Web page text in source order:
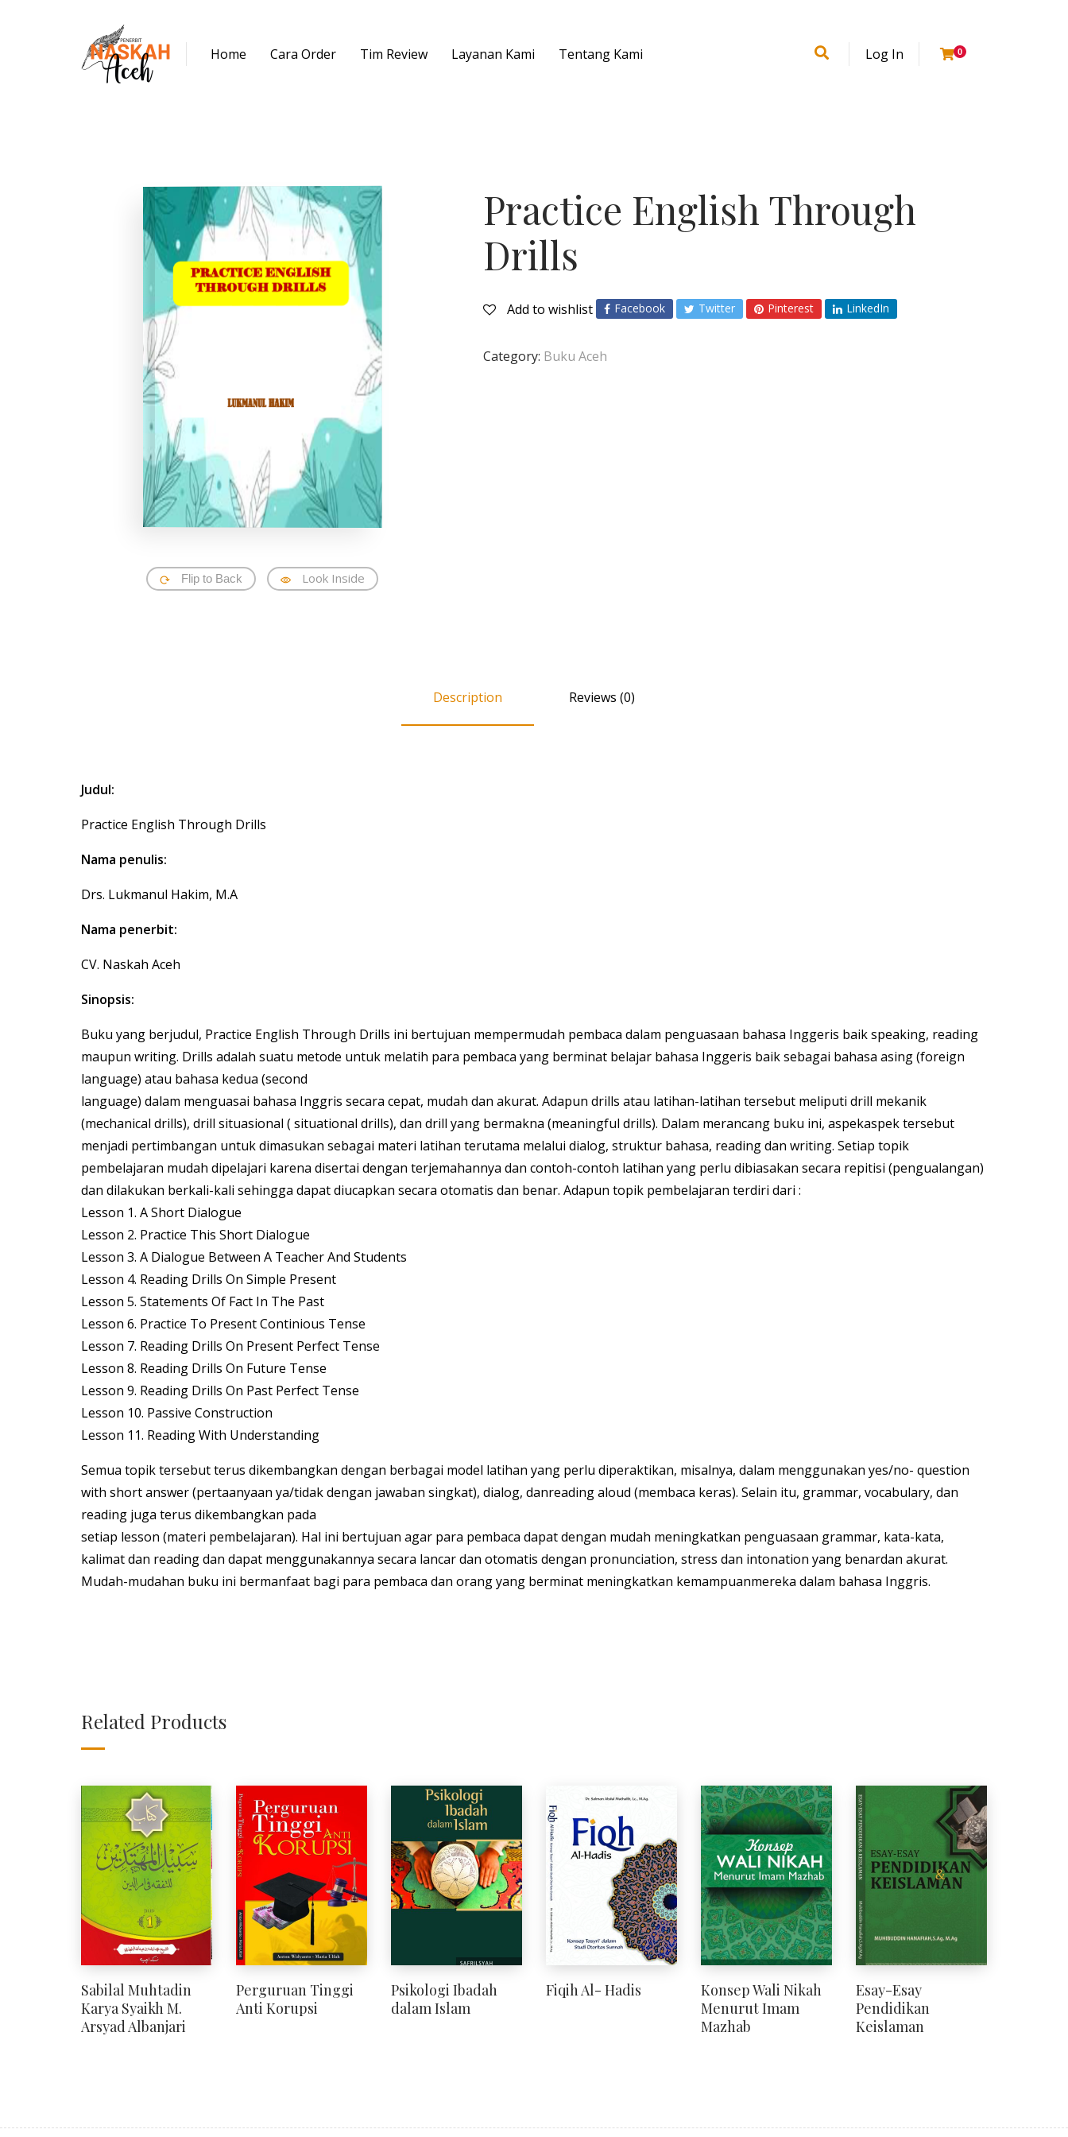
Home Cara Order Tim Review Layanan Kami
Penerbitan Buku Biaya Mandiri
Jasa Penulisan Buku
Tentang Kami Log In 0
Flip to Back Look Inside
Practice English Through
Drills
Add to wishlist Facebook Twitter Pinterest LinkedIn
Category: Buku Aceh
Description Reviews (0)
Judul:
Practice English Through Drills
Nama penulis:
Drs. Lukmanul Hakim, M.A
Nama penerbit:
CV. Naskah Aceh
Sinopsis:
Buku yang berjudul, Practice English Through Drills ini bertujuan mempermudah pembaca dalam penguasaan bahasa Inggeris baik speaking, reading
maupun writing. Drills adalah suatu metode untuk melatih para pembaca yang berminat belajar bahasa Inggeris baik sebagai bahasa asing (foreign
language) atau bahasa kedua (second
language) dalam menguasai bahasa Inggris secara cepat, mudah dan akurat. Adapun drills atau latihan-latihan tersebut meliputi drill mekanik
(mechanical drills), drill situasional ( situational drills), dan drill yang bermakna (meaningful drills). Dalam merancang buku ini, aspekaspek tersebut
menjadi pertimbangan untuk dimasukan sebagai materi latihan terutama melalui dialog, struktur bahasa, reading dan writing. Setiap topik
pembelajaran mudah dipelajari karena disertai dengan terjemahannya dan contoh-contoh latihan yang perlu dibiasakan secara repitisi (pengualangan)
dan dilakukan berkali-kali sehingga dapat diucapkan secara otomatis dan benar. Adapun topik pembelajaran terdiri dari :
Lesson 1. A Short Dialogue
Lesson 2. Practice This Short Dialogue
Lesson 3. A Dialogue Between A Teacher And Students
Lesson 4. Reading Drills On Simple Present
Lesson 5. Statements Of Fact In The Past
Lesson 6. Practice To Present Continious Tense
Lesson 7. Reading Drills On Present Perfect Tense
Lesson 8. Reading Drills On Future Tense
Lesson 9. Reading Drills On Past Perfect Tense
Lesson 10. Passive Construction
Lesson 11. Reading With Understanding
Semua topik tersebut terus dikembangkan dengan berbagai model latihan yang perlu diperaktikan, misalnya, dalam menggunakan yes/no- question
with short answer (pertaanyaan ya/tidak dengan jawaban singkat), dialog, danreading aloud (membaca keras). Selain itu, grammar, vocabulary, dan
reading juga terus dikembangkan pada
setiap lesson (materi pembelajaran). Hal ini bertujuan agar para pembaca dapat dengan mudah meningkatkan penguasaan grammar, kata-kata,
kalimat dan reading dan dapat menggunakannya secara lancar dan otomatis dengan pronunciation, stress dan intonation yang benardan akurat.
Mudah-mudahan buku ini bermanfaat bagi para pembaca dan orang yang berminat meningkatkan kemampuanmereka dalam bahasa Inggris.
Related Products
Sabilal Muhtadin
Karya Syaikh M.
Arsyad Albanjari
Perguruan Tinggi
Anti Korupsi
Psikologi Ibadah
dalam Islam
Fiqih Al- Hadis
Konsep Wali Nikah
Menurut Imam
Mazhab
Esay-Esay
Pendidikan
Keislaman